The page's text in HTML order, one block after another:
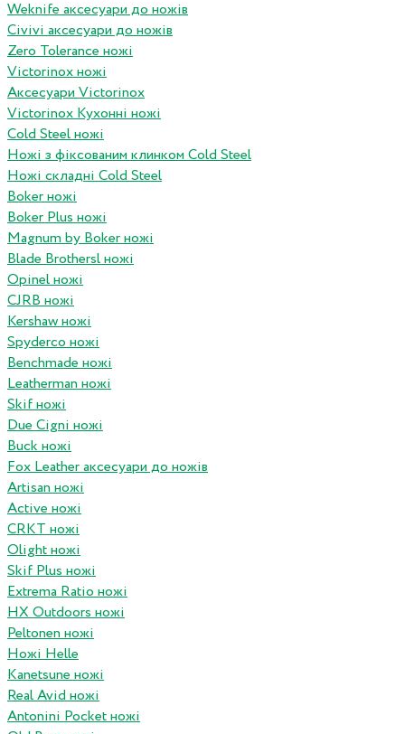
Weknife аксесуари до ножів
Civivi аксесуари до ножів
Zero Tolerance ножі
Victorinox ножі
Аксесуари Victorinox
Victorinox Кухонні ножі
Cold Steel ножі
Ножі з фіксованим клинком Cold Steel
Ножі складні Cold Steel
Boker ножі
Boker Plus ножі
Magnum by Boker ножі
Blade Brothersl ножі
Opinel ножі
CJRB ножі
Kershaw ножі
Spyderco ножі
Benchmade ножі
Leatherman ножі
Skif ножі
Due Cigni ножі
Buck ножі
Fox Leather аксесуари до ножів
Artisan ножі
Active ножі
CRKT ножі
Olight ножі
Skif Plus ножі
Extrema Ratio ножі
HX Outdoors ножі
Peltonen ножі
Ножі Helle
Kanetsune ножі
Real Avid ножі
Antonini Pocket ножі